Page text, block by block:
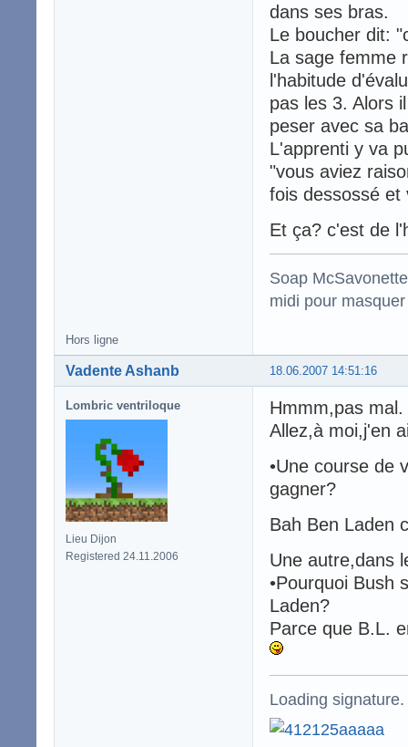
dans ses bras.
Le boucher dit:
La sage femme
l'habitude
pas les 3. Alors
peser avec sa
L'apprenti y va
"vous aviez
fois dessossé et
Et ça? c'est de
Soap
midi pour
Hors ligne
18.06.2007 14:51:16
Vadente Ashanb
Lombric ventriloque
Lieu Dijon
Registered 24.11.2006
Hmmm,pas mal.
Allez,à moi,j'en
•Une course de
gagner?
Bah Ben Laden
Une autre,dans
•Pourquoi Bush
Laden?
Parce que B.L.
Loading signature.